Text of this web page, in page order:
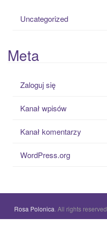
Uncategorized
Meta
Zaloguj się
Kanał wpisów
Kanał komentarzy
WordPress.org
Rosa Polonica . All rights reserved.